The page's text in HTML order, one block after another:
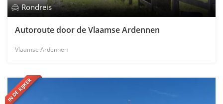
Rondreis
Autoroute door de Vlaamse Ardennen
Vlaamse Ardennen
IN DE KIJKER